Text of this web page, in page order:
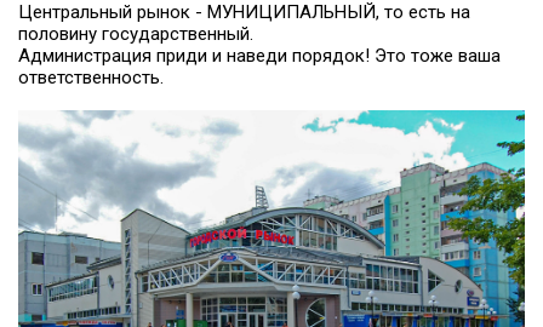
Центральный рынок - МУНИЦИПАЛЬНЫЙ, то есть на
половину государственный.
Администрация приди и наведи порядок! Это тоже ваша
ответственность.